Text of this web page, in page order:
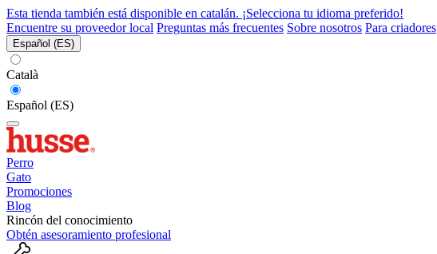
Esta tienda también está disponible en catalán. ¡Selecciona tu idioma preferido!
Encuentre su proveedor local Preguntas más frecuentes Sobre nosotros Para criadores
Español (ES)
Català
Español (ES)
Perro
Gato
Promociones
Blog
Rincón del conocimiento
Obtén asesoramiento profesional